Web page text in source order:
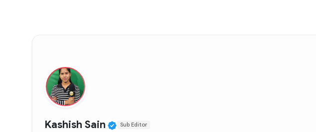
Kashish Sain Verified Public Figure • 11 Jun, 2026
Sub Editor